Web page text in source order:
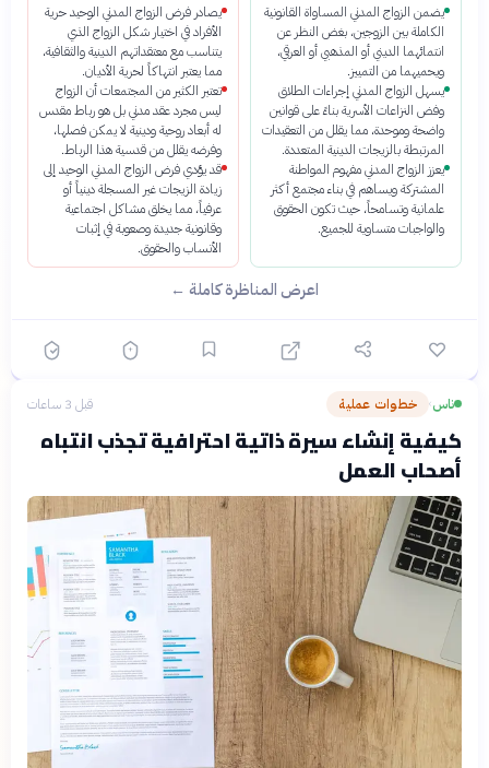
يضمن الزواج المدني المساواة القانونية
الكاملة بين الزوجين، بغض النظر عن
انتمائهما الديني أو المذهبي أو العرقي،
ويحميهما من التمييز.
يسهل الزواج المدني إجراءات الطلاق
وفض النزاعات الأسرية بناءً على قوانين
واضحة وموحدة، مما يقلل من التعقيدات
المرتبطة بالزيجات الدينية المتعددة.
يعزز الزواج المدني مفهوم المواطنة
المشتركة ويساهم في بناء مجتمع أكثر
علمانية وتسامحاً، حيث تكون الحقوق
والواجبات متساوية للجميع.
يصادر فرض الزواج المدني الوحيد حرية
الأفراد في اختيار شكل الزواج الذي
يتناسب مع معتقداتهم الدينية والثقافية،
مما يعتبر انتهاكاً لحرية الأديان.
تعتبر الكثير من المجتمعات أن الزواج
ليس مجرد عقد مدني بل هو رباط مقدس
له أبعاد روحية ودينية لا يمكن فصلها،
وفرضه يقلل من قدسية هذا الرباط.
قد يؤدي فرض الزواج المدني الوحيد إلى
زيادة الزيجات غير المسجلة دينياً أو
عرفياً، مما يخلق مشاكل اجتماعية
وقانونية جديدة وصعوبة في إثبات
الأنساب والحقوق.
اعرض المناظرة كاملة ←
ناس› خطوات عملية قبل 3 ساعات
كيفية إنشاء سيرة ذاتية احترافية تجذب انتباه
أصحاب العمل